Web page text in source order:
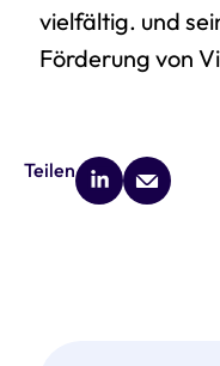
vielfältig. und
Förderung von
Teilen